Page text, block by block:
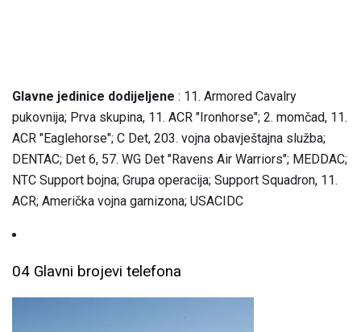
Glavne jedinice dodijeljene : 11. Armored Cavalry
pukovnija; Prva skupina, 11. ACR "Ironhorse"; 2. momčad, 11.
ACR "Eaglehorse"; C Det, 203. vojna obavještajna služba;
DENTAC; Det 6, 57. WG Det "Ravens Air Warriors"; MEDDAC;
NTC Support bojna; Grupa operacija; Support Squadron, 11.
ACR; Američka vojna garnizona; USACIDC
04 Glavni brojevi telefona